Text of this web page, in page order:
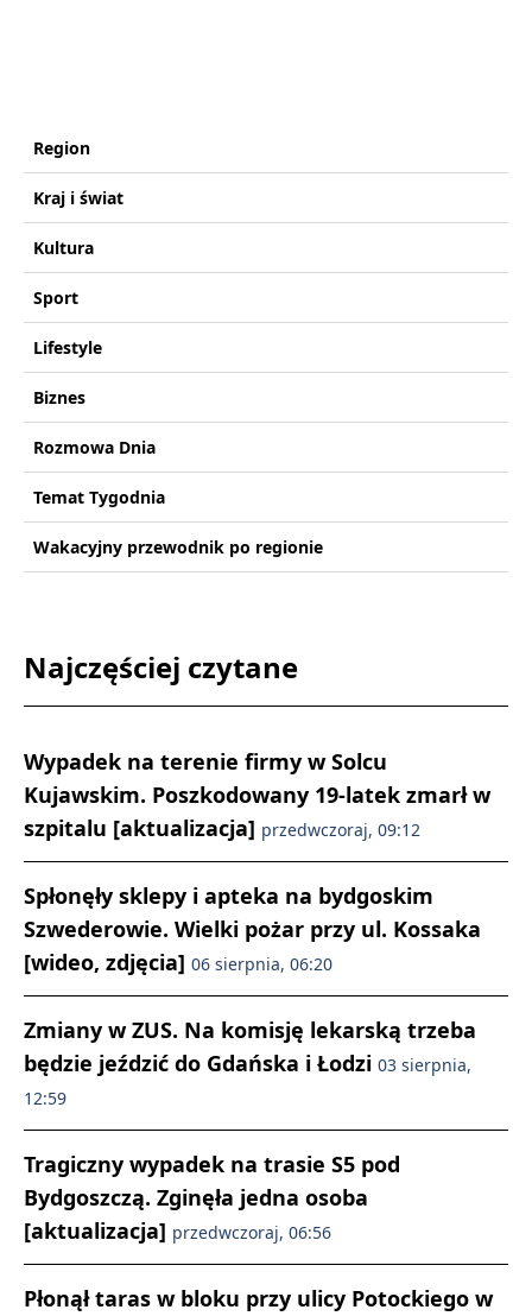
Region
Kraj i świat
Kultura
Sport
Lifestyle
Biznes
Rozmowa Dnia
Temat Tygodnia
Wakacyjny przewodnik po regionie
Najczęściej czytane
Wypadek na terenie firmy w Solcu
Kujawskim. Poszkodowany 19-latek zmarł w
szpitalu [aktualizacja] przedwczoraj, 09:12
Spłonęły sklepy i apteka na bydgoskim
Szwederowie. Wielki pożar przy ul. Kossaka
[wideo, zdjęcia] 06 sierpnia, 06:20
Zmiany w ZUS. Na komisję lekarską trzeba
będzie jeździć do Gdańska i Łodzi 03 sierpnia,
12:59
Tragiczny wypadek na trasie S5 pod
Bydgoszczą. Zginęła jedna osoba
[aktualizacja] przedwczoraj, 06:56
Płonął taras w bloku przy ulicy Potockiego w